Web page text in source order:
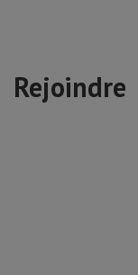
Rejoindre